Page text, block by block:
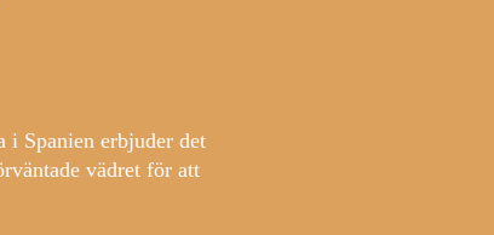
i Spanien erbjuder det
vädret för att